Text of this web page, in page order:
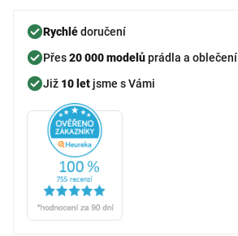
Rychlédoručení
Přes20 000 modelůprádla a oblečení
Již 10 let jsme s Vámi